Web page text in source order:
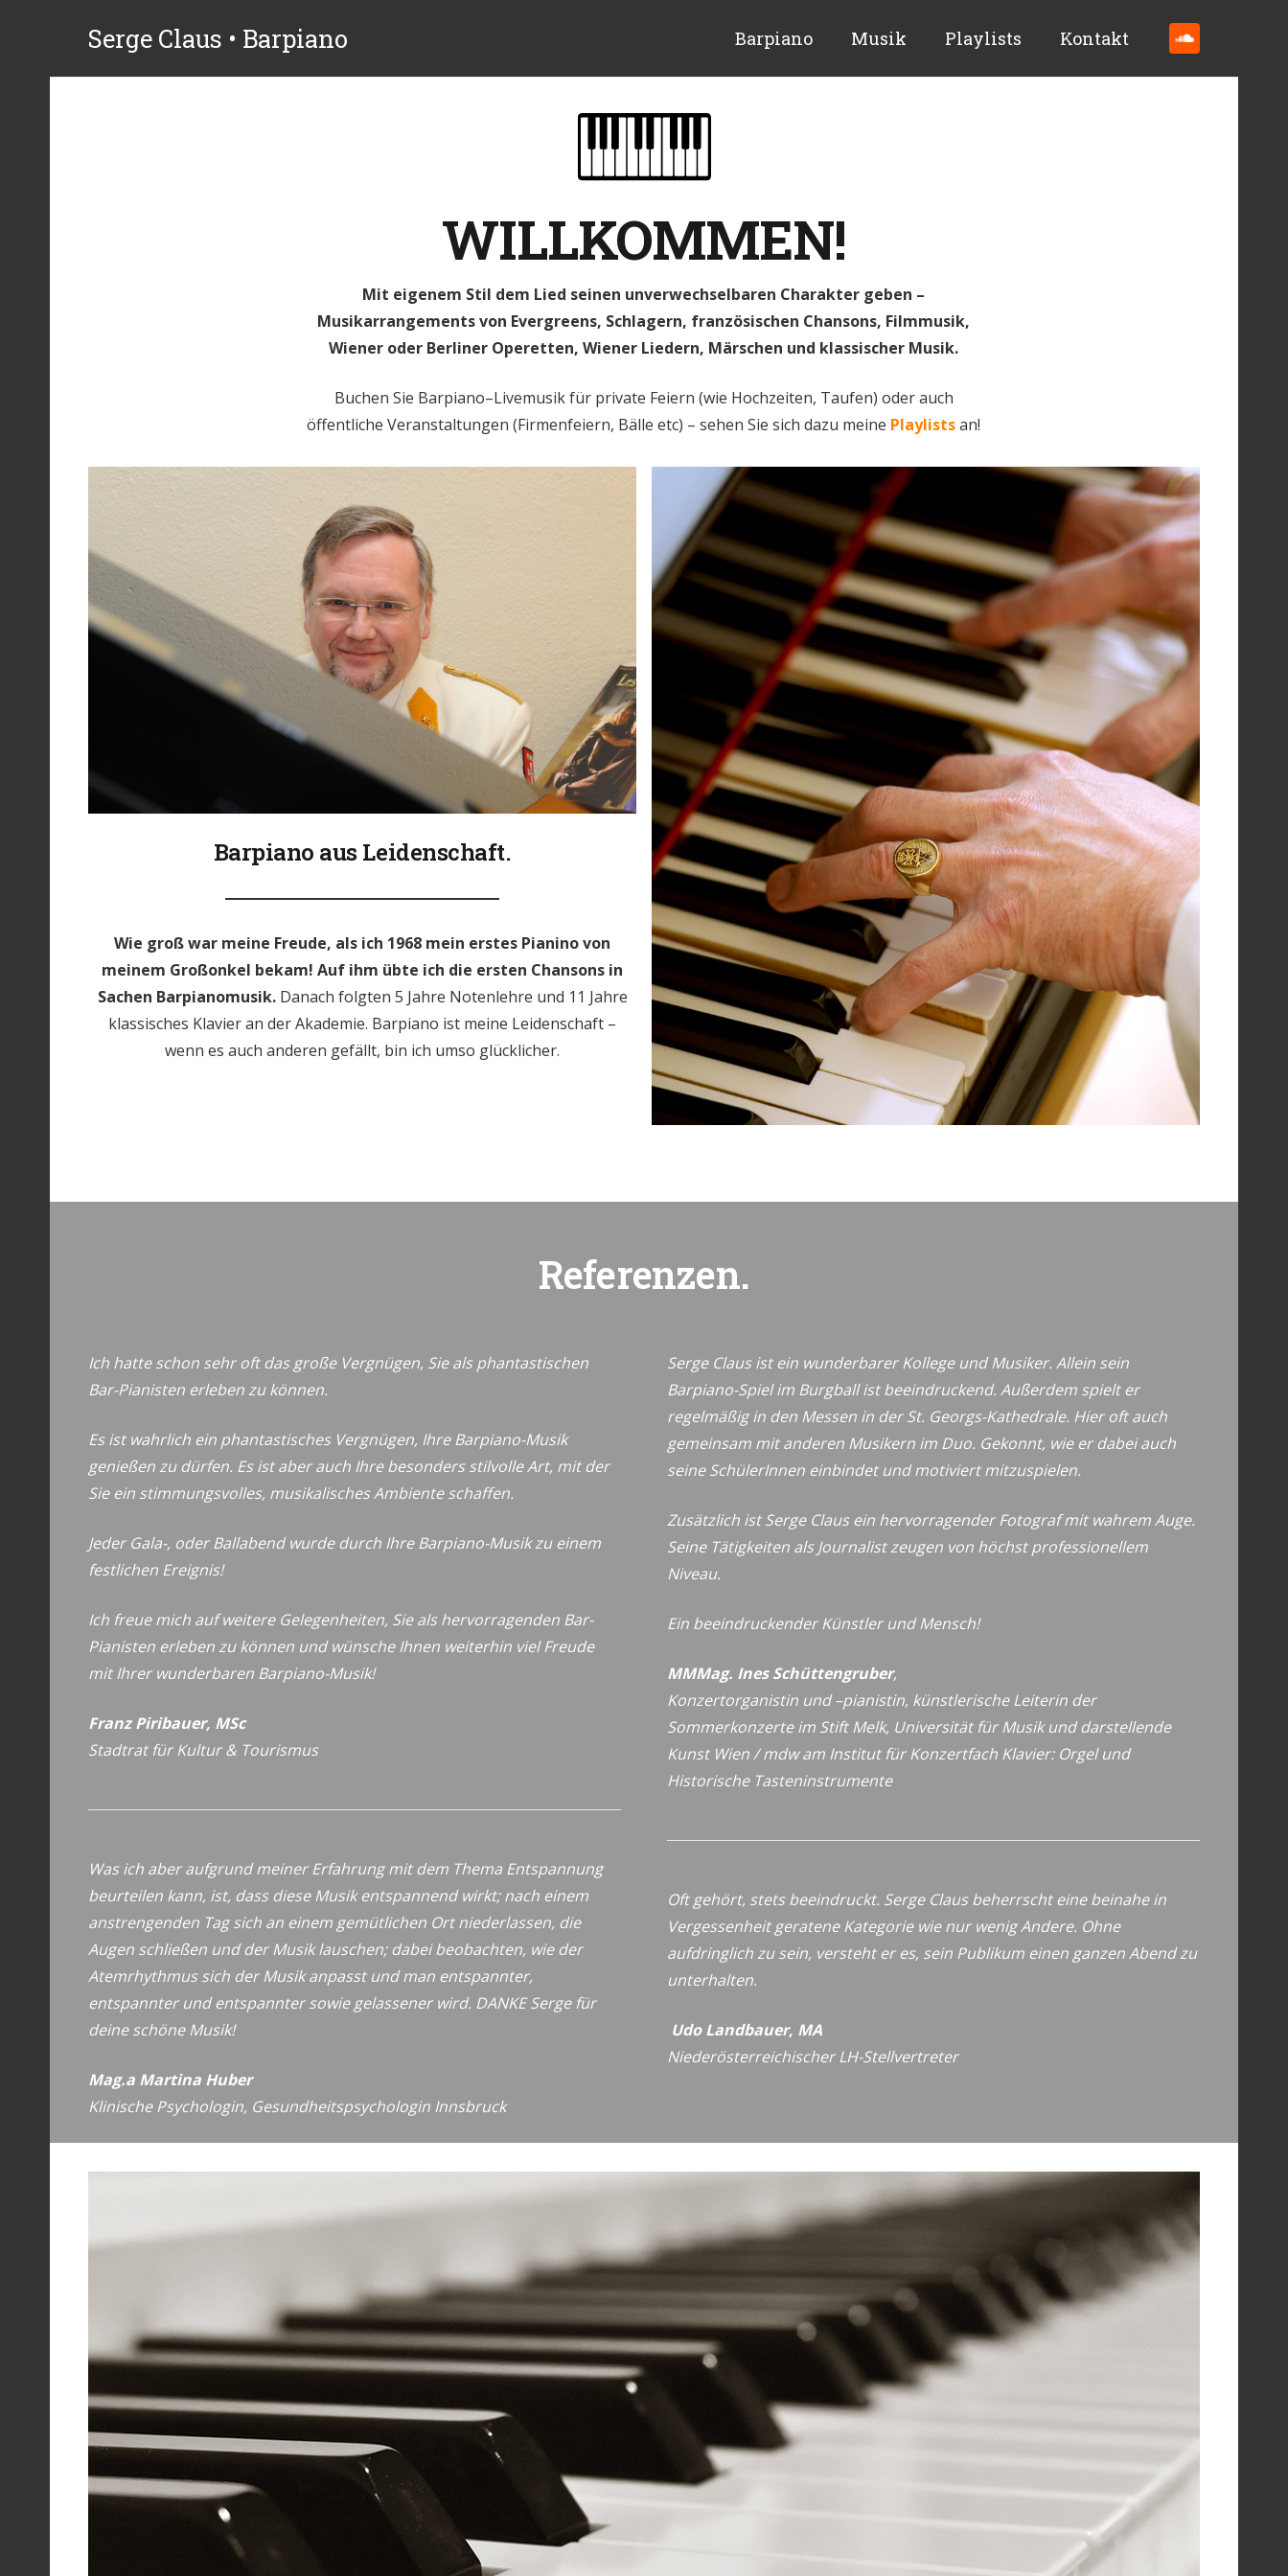
Serge Claus • Barpiano Barpiano Musik Playlists Kontakt
WILLKOMMEN!
Mit eigenem Stil dem Lied seinen unverwechselbaren Charakter geben –
Musikarrangements von Evergreens, Schlagern, französischen Chansons, Filmmusik,
Wiener oder Berliner Operetten, Wiener Liedern, Märschen und klassischer Musik.
Buchen Sie Barpiano–Livemusik für private Feiern (wie Hochzeiten, Taufen) oder auch
öffentliche Veranstaltungen (Firmenfeiern, Bälle etc) – sehen Sie sich dazu meine Playlistsan!
Barpiano aus Leidenschaft.
Wie groß war meine Freude, als ich 1968 mein erstes Pianino von
meinem Großonkel bekam! Auf ihm übte ich die ersten Chansons in
Sachen Barpianomusik. Danach folgten 5 Jahre Notenlehre und 11 Jahre
klassisches Klavier an der Akademie. Barpiano ist meine Leidenschaft –
wenn es auch anderen gefällt, bin ich umso glücklicher.
Referenzen.
Ich hatte schon sehr oft das große Vergnügen, Sie als phantastischen
Bar-Pianisten erleben zu können.
Es ist wahrlich ein phantastisches Vergnügen, Ihre Barpiano-Musik
genießen zu dürfen. Es ist aber auch Ihre besonders stilvolle Art, mit der
Sie ein stimmungsvolles, musikalisches Ambiente schaffen.
Jeder Gala-, oder Ballabend wurde durch Ihre Barpiano-Musik zu einem
festlichen Ereignis!
Ich freue mich auf weitere Gelegenheiten, Sie als hervorragenden Bar-
Pianisten erleben zu können und wünsche Ihnen weiterhin viel Freude
mit Ihrer wunderbaren Barpiano-Musik!
Franz Piribauer, MSc
Stadtrat für Kultur & Tourismus
Was ich aber aufgrund meiner Erfahrung mit dem Thema Entspannung
beurteilen kann, ist, dass diese Musik entspannend wirkt; nach einem
anstrengenden Tag sich an einem gemütlichen Ort niederlassen, die
Augen schließen und der Musik lauschen; dabei beobachten, wie der
Atemrhythmus sich der Musik anpasst und man entspannter,
entspannter und entspannter sowie gelassener wird. DANKE Serge für
deine schöne Musik!
Mag.a Martina Huber
Klinische Psychologin, Gesundheitspsychologin Innsbruck
Serge Claus ist ein wunderbarer Kollege und Musiker. Allein sein
Barpiano-Spiel im Burgball ist beeindruckend. Außerdem spielt er
regelmäßig in den Messen in der St. Georgs-Kathedrale. Hier oft auch
gemeinsam mit anderen Musikern im Duo. Gekonnt, wie er dabei auch
seine SchülerInnen einbindet und motiviert mitzuspielen.
Zusätzlich ist Serge Claus ein hervorragender Fotograf mit wahrem Auge.
Seine Tätigkeiten als Journalist zeugen von höchst professionellem
Niveau.
Ein beeindruckender Künstler und Mensch!
MMMag. Ines Schüttengruber,
Konzertorganistin und –pianistin, künstlerische Leiterin der
Sommerkonzerte im Stift Melk, Universität für Musik und darstellende
Kunst Wien / mdwam Institut für Konzertfach Klavier: Orgel und
Historische Tasteninstrumente
Oft gehört, stets beeindruckt. Serge Claus beherrscht eine beinahe in
Vergessenheit geratene Kategorie wie nur wenig Andere. Ohne
aufdringlich zu sein, versteht er es, sein Publikum einen ganzen Abend zu
unterhalten.
Udo Landbauer, MA
Niederösterreichischer LH-Stellvertreter